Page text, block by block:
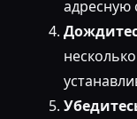
адресную